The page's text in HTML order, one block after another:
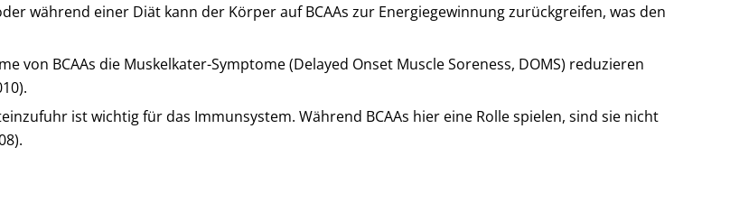
während einer Diät kann der Körper auf BCAAs zur Energiegewinnung zurückgreifen, was den
von BCAAs die Muskelkater-Symptome (Delayed Onset Muscle Soreness, DOMS) reduzieren
ist wichtig für das Immunsystem. Während BCAAs hier eine Rolle spielen, sind sie nicht